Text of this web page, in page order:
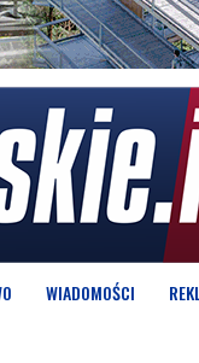
WIADOMOŚCI